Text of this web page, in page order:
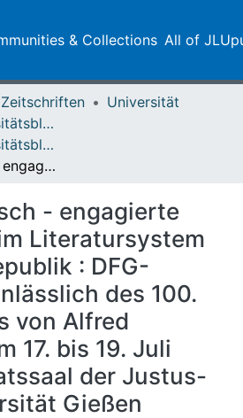
& Collections All of
Zeitschriften
Universität
Giessener Universitätsblätter
Giessener Universitätsblätter 48 (2015)
Alfred Andersch - engagierte Autorschaft im Literatursystem der Bundesrepublik : DFG-Symposion anlässlich des 100. Geburtstages von Alfred Andersch vom 17. bis 19. Juli 2014 im Senatssaal der Justus-Liebig-Universität Gießen
- engagierte
Literatursystem
: DFG-
des 100.
von Alfred
17. bis 19. Juli
der Justus-
Gießen